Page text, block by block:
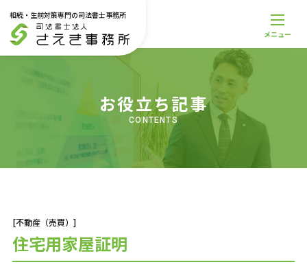
相続・生前対策専門の司法書士事務所
メニュー
お役立ち記事
CONTENTS
[不動産（売買）]
住宅用家屋証明
メニュー
トップページ
スタッフ紹介
料金一覧
お役立ち記事
お知らせ
サービス一覧
相続登記・不動産名義変更
遺産丸ごと相続